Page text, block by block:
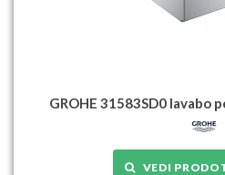
GROHE 31583SD0 lavabo
VEDI